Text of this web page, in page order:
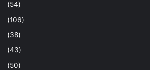
(54)
(106)
(38)
(43)
(50)